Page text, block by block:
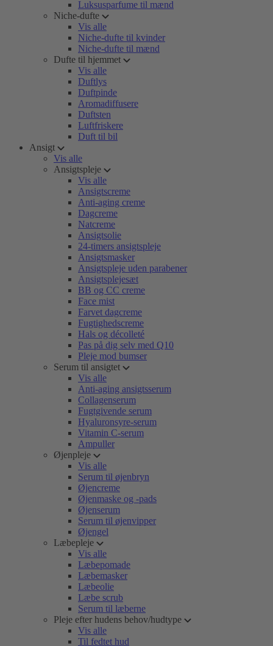
Luksusparfume til mænd
Niche-dufte
Vis alle
Niche-dufte til kvinder
Niche-dufte til mænd
Dufte til hjemmet
Vis alle
Duftlys
Duftpinde
Aromadiffusere
Duftsten
Luftfriskere
Duft til bil
Ansigt
Vis alle
Ansigtspleje
Vis alle
Ansigtscreme
Anti-aging creme
Dagcreme
Natcreme
Ansigtsolie
24-timers ansigtspleje
Ansigtsmasker
Ansigtspleje uden parabener
Ansigtsplejesæt
BB og CC creme
Face mist
Farvet dagcreme
Fugtighedscreme
Hals og décolleté
Pas på dig selv med Q10
Pleje mod bumser
Serum til ansigtet
Vis alle
Anti-aging ansigtsserum
Collagenserum
Fugtgivende serum
Hyaluronsyre-serum
Vitamin C-serum
Ampuller
Øjenpleje
Vis alle
Serum til øjenbryn
Øjencreme
Øjenmaske og -pads
Øjenserum
Serum til øjenvipper
Øjengel
Læbepleje
Vis alle
Læbepomade
Læbemasker
Læbeolie
Læbe scrub
Serum til læberne
Pleje efter hudens behov/hudtype
Vis alle
Til fedtet hud